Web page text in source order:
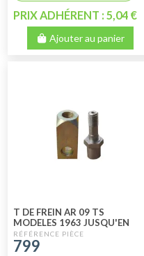
PRIX ADHÉRENT : 5,04 €
Ajouter au panier
T DE FREIN AR 09 TS
MODELES 1963 JUSQU'EN
1971 2 PIECES
799